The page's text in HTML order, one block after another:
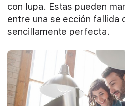
con lupa. Estas pueden
entre una selección fallida
sencillamente perfecta.